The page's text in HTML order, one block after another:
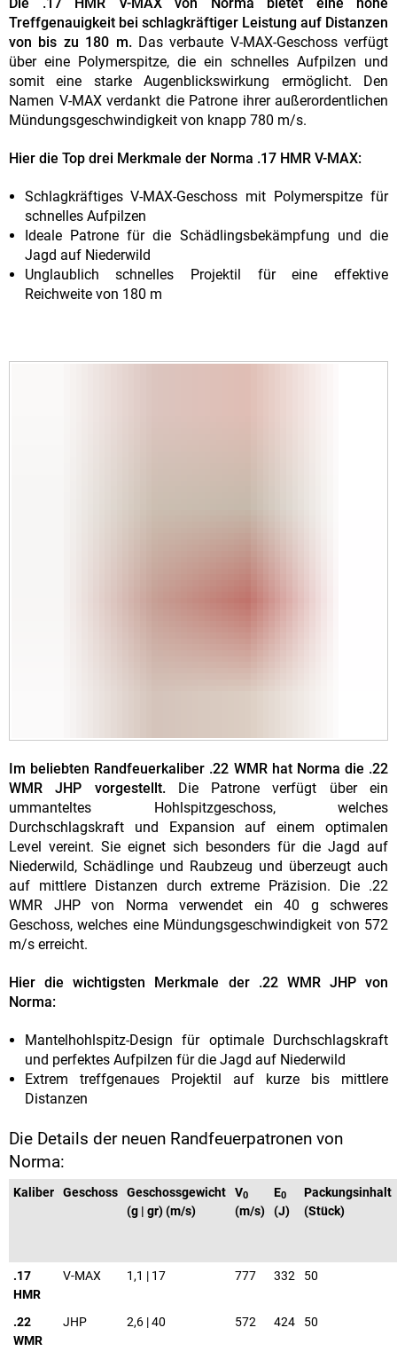
Treffgenauigkeit bei schlagkräftiger Leistung auf Distanzen
von bis zu 180 m. Das verbaute V-MAX-Geschoss verfügt
über eine Polymerspitze, die ein schnelles Aufpilzen und
somit eine starke Augenblickswirkung ermöglicht. Den
Namen V-MAX verdankt die Patrone ihrer außerordentlichen
Mündungsgeschwindigkeit von knapp 780 m/s.
Hier die Top drei Merkmale der Norma .17 HMR V-MAX:
Schlagkräftiges V-MAX-Geschoss mit Polymerspitze für
schnelles Aufpilzen
Ideale Patrone für die Schädlingsbekämpfung und die
Jagd auf Niederwild
Unglaublich schnelles Projektil für eine effektive
Reichweite von 180 m
Im beliebten Randfeuerkaliber .22 WMR hat Norma die .22
WMR JHP vorgestellt.Die Patrone verfügt über ein
ummanteltes Hohlspitzgeschoss, welches
Durchschlagskraft und Expansion auf einem optimalen
Level vereint. Sie eignet sich besonders für die Jagd auf
Niederwild, Schädlinge und Raubzeug und überzeugt auch
auf mittlere Distanzen durch extreme Präzision. Die .22
WMR JHP von Norma verwendet ein 40 g schweres
Geschoss, welches eine Mündungsgeschwindigkeit von 572
m/s erreicht.
Hier die wichtigsten Merkmale der .22 WMR JHP von
Norma:
Mantelhohlspitz-Design für optimale Durchschlagskraft
und perfektes Aufpilzen für die Jagd auf Niederwild
Extrem treffgenaues Projektil auf kurze bis mittlere
Distanzen
Die Details der neuen Randfeuerpatronen von
Norma:
Kaliber Geschoss
Geschossgewicht
(g | gr) (m/s)
V0
(m/s)
E0
(J)
Packungsinhalt
(Stück)
.17
HMR
V-MAX 1,1 | 17 777 332 50
.22
WMR
JHP 2,6 | 40 572 424 50